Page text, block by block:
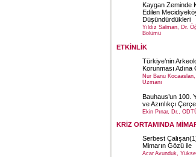
Kaygan Zeminde
Edilen
Düşündürdükleri
Yıldız Salman, Dr.
Bölümü
ETKİNLİK
Türkiye’nin
Korunması Adına
Nur Banu
Uzmanı
Bauhaus’un 100.
ve Azınlıkçı
Ekin Pınar, Dr.,
KRİZ ORTAMINDA
Serbest
Mimarın Gözü ile
Acar Avunduk,